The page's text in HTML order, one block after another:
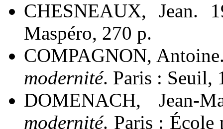
CHESNEAUX, Jean.
Maspéro, 270 p.
COMPAGNON,
modernité. Paris : Seuil,
DOMENACH, Jean-
modernité. Paris : École